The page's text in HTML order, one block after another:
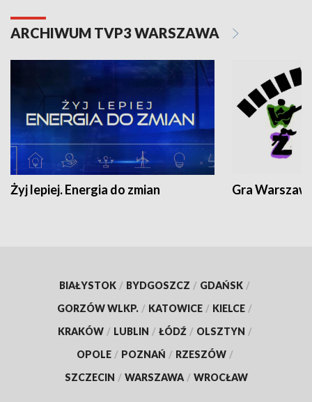
ARCHIWUM TVP3 WARSZAWA
Żyj lepiej. Energia do zmian Gra
BIAŁYSTOK / BYDGOSZCZ / GDAŃSK /
GORZÓW WLKP. / KATOWICE / KIELCE /
KRAKÓW / LUBLIN / ŁÓDŹ / OLSZTYN /
OPOLE / POZNAŃ / RZESZÓW /
SZCZECIN / WARSZAWA / WROCŁAW